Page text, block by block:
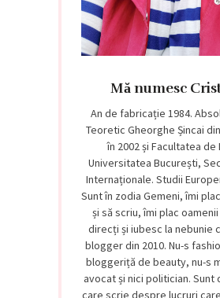
Mă numesc
An de fabricație 1984.
Teoretic Gheorghe Șincai
în 2002 și Facultatea de
Universitatea București,
Internaționale. Studii
Sunt în zodia Gemeni, îmi
și să scriu, îmi plac
direcți și iubesc la nebunie
blogger din 2010. Nu-s
bloggeriță de beauty, nu-s
avocat și nici politician. Sunt
care scrie despre lucruri